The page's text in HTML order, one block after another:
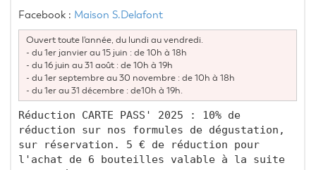
Facebook : Maison S.Delafont
Ouvert toute l'année, du lundi au vendredi.
- du 1er janvier au 15 juin : de 10h à 18h
- du 16 juin au 31 août : de 10h à 19h
- du 1er septembre au 30 novembre : de 10h à 18h
- du 1er au 31 décembre : de10h à 19h.
Réduction CARTE PASS' 2025 : 10% de
réduction sur nos formules de dégustation,
sur réservation. 5 € de réduction pour
l'achat de 6 bouteilles valable à la suite